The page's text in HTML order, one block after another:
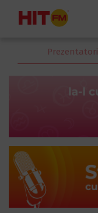
Prezentatori